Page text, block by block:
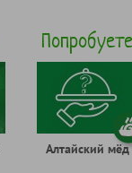
Попробуете
Алтайский мёд